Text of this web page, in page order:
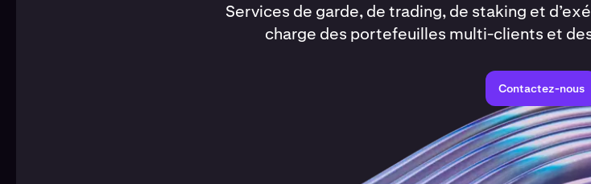
Services de garde, de trading, de staking et
charge des portefeuilles multi-clients et
Contactez-nous